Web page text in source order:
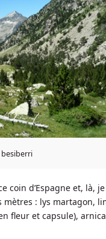
coin d’Espagne et, là,
mètres : lys martagon,
fleur et capsule),